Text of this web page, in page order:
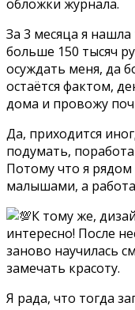
обложки журнала.
За 3 месяца я
больше 150 тысяч
осуждать меня, да
остаётся фактом,
дома и провожу
Да, приходится
подумать,
Потому что я
малышами, а
К тому же,
интересно! После
заново научилась
замечать красоту.
Я рада, что тогда